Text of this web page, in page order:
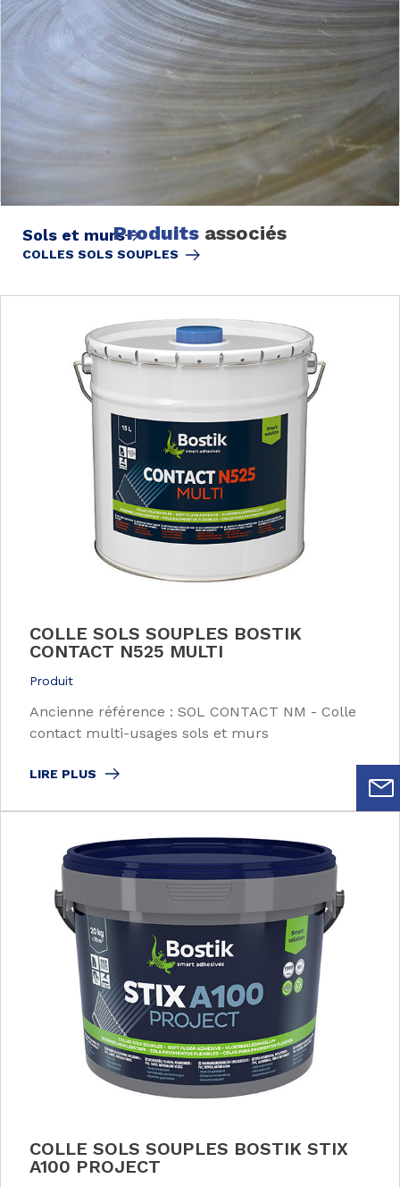
Sols et murs
COLLES SOLS SOUPLES
Produits associés
COLLE SOLS SOUPLES BOSTIK
CONTACT N525 MULTI
Produit
Ancienne référence : SOL CONTACT NM - Colle
contact multi-usages sols et murs
LIRE PLUS
COLLE SOLS SOUPLES BOSTIK STIX
A100 PROJECT